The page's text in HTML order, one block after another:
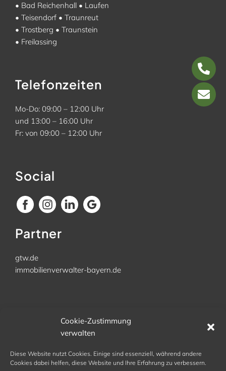
Cookie-Zustimmung
verwalten
Diese Website nutzt Cookies. Einige sind essenziell, während andere
Cookies dabei helfen, diese Website und Ihre Erfahrung zu verbessern.
• Bad Reichenhall • Laufen
• Teisendorf • Traunreut
• Trostberg • Traunstein
• Freilassing
Telefonzeiten
Mo-Do: 09:00 – 12:00 Uhr
und 13:00 – 16:00 Uhr
Fr: von 09:00 – 12:00 Uhr
Social
Partner
gtw.de
immobilienverwalter-bayern.de
Kellerhausweg 11
83367 Schönram
Tel. 08686 9842 972